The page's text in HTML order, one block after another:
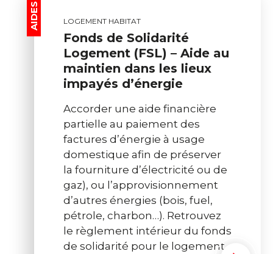
LOGEMENT HABITAT
Fonds de Solidarité
Logement (FSL) – Aide au
maintien dans les lieux
impayés d’énergie
Accorder une aide financière
partielle au paiement des
factures d’énergie à usage
domestique afin de préserver
la fourniture d’électricité ou de
gaz), ou l’approvisionnement
d’autres énergies (bois, fuel,
pétrole, charbon…). Retrouvez
le règlement intérieur du fonds
de solidarité pour le logement.
AIDES